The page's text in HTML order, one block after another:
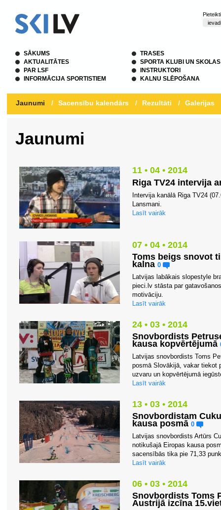
SĀKUMS
AKTUALITĀTES
PAR LSF
INFORMĀCIJA SPORTISTIEM
TRASES
SPORTA KLUBI UN SKOLAS
INSTRUKTORI
KALNU SLĒPOŠANA
Jaunumi / Sacensību kalendārs / Rezultāti / Galerijas
Jaunumi
11 • 04 • 2014
Riga TV24 intervija
Intervija kanālā Riga TV24
Lansmani.
Lasīt vairāk
07 • 04 • 2014
Toms beigs snovot
kalna 0
Latvijas labākais slopestyle
pieci.lv stāsta par
motivāciju.
Lasīt vairāk
24 • 03 • 2014
Snovbordists
kausa kopvērtējumā
Latvijas snovbordists Toms
posmā Slovākijā, vakar tiekot
uzvaru un kopvērtējumā
Lasīt vairāk
13 • 03 • 2014
Snovbordistam
kausa posmā 0
Latvijas snovbordists Artūrs
notikušajā Eiropas kausa
sacensībās tika pie 71,33
Lasīt vairāk
06 • 03 • 2014
Snovbordists Toms
Austrijā izcīna